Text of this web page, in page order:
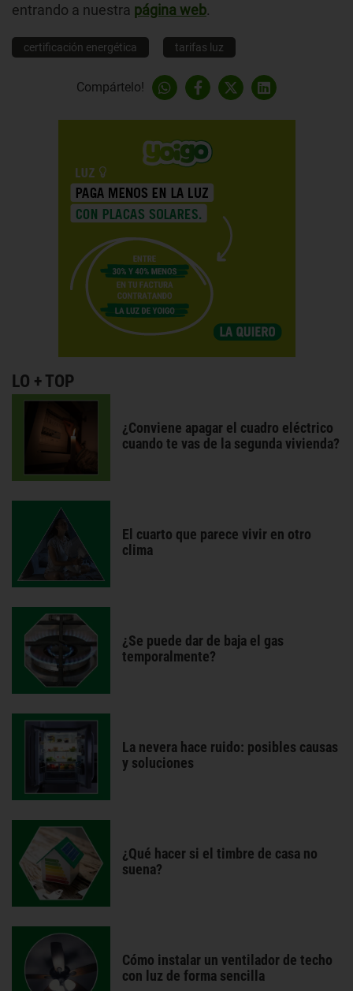
entrando a nuestra página web.
certificación energética tarifas luz
Compártelo!
LO + TOP
¿Conviene apagar el cuadro eléctrico
cuando te vas de la segunda vivienda?
El cuarto que parece vivir en otro
clima
¿Se puede dar de baja el gas
temporalmente?
La nevera hace ruido: posibles causas
y soluciones
¿Qué hacer si el timbre de casa no
suena?
Cómo instalar un ventilador de techo
con luz de forma sencilla